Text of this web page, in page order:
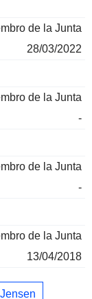
de la Junta
28/03/2022
de la Junta
-
de la Junta
-
de la Junta
13/04/2018